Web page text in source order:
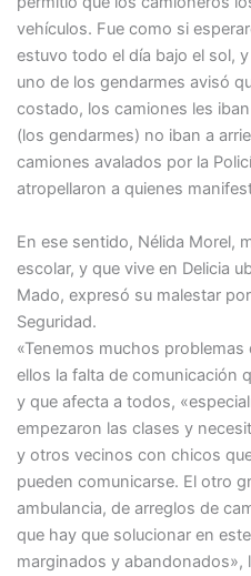
vehículos. Fue como si
estuvo todo el día bajo el sol,
uno de los gendarmes avisó
costado, los camiones les
(los gendarmes) no iban a
camiones avalados por la
atropellaron a quienes
En ese sentido, Nélida Morel,
escolar, y que vive en Delicia
Mado, expresó su malestar
Seguridad.
«Tenemos muchos
ellos la falta de comunicación
y que afecta a todos,
empezaron las clases y
y otros vecinos con chicos
pueden comunicarse. El otro
ambulancia, de arreglos de
que hay que solucionar en
marginados y abandonados»,